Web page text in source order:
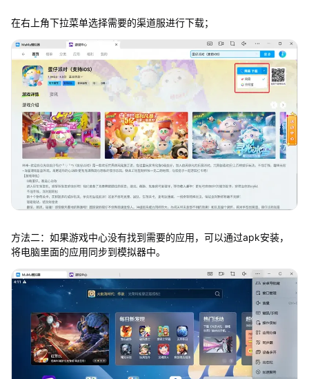
在右上角下拉菜单选择需要的渠道服进行下载；
方法二：如果游戏中心没有找到需要的应用，可以通过apk安装，
将电脑里面的应用同步到模拟器中。